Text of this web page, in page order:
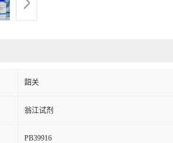
韶关
翁江试剂
PB39916